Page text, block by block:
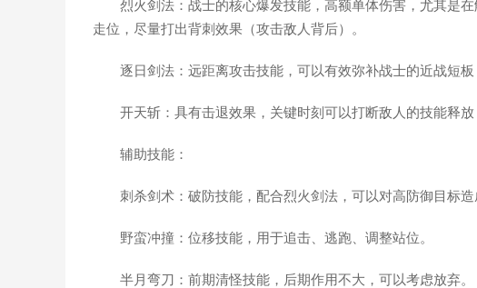
烈火剑法：战士的核心爆发技能，高额单体伤害，尤其是
走位，尽量打出背刺效果（攻击敌人背后）。
逐日剑法：远距离攻击技能，可以有效弥补战士的近战短板
开天斩：具有击退效果，关键时刻可以打断敌人的技能释
辅助技能：
刺杀剑术：破防技能，配合烈火剑法，可以对高防御目标造
野蛮冲撞：位移技能，用于追击、逃跑、调整站位。
半月弯刀：前期清怪技能，后期作用不大，可以考虑放弃。